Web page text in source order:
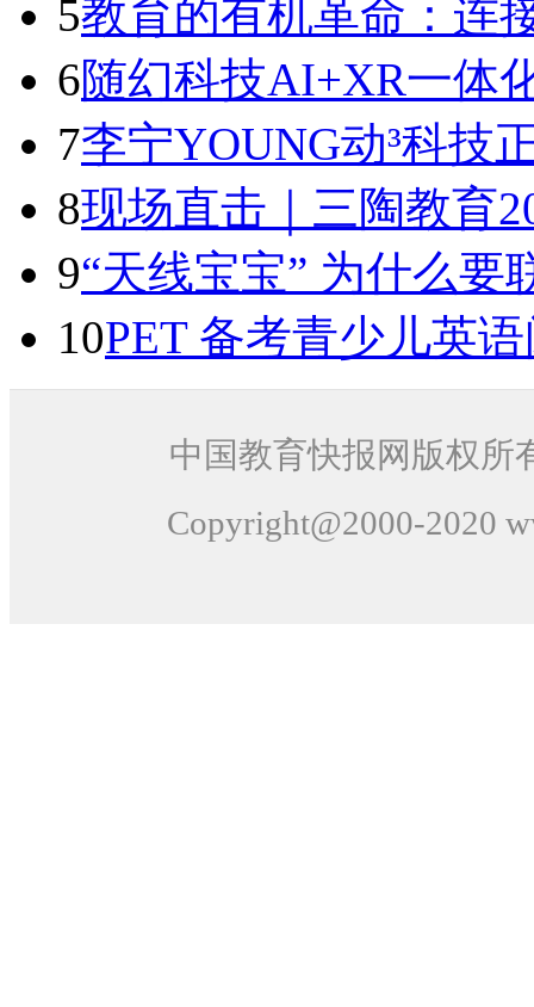
5教育的有机革命：连
6随幻科技AI+XR一体
7李宁YOUNG动³科技
8现场直击｜三陶教育
9“天线宝宝” 为什么要
10PET 备考青少儿英
中国教育快报网版权所
Copyright@2000-2020